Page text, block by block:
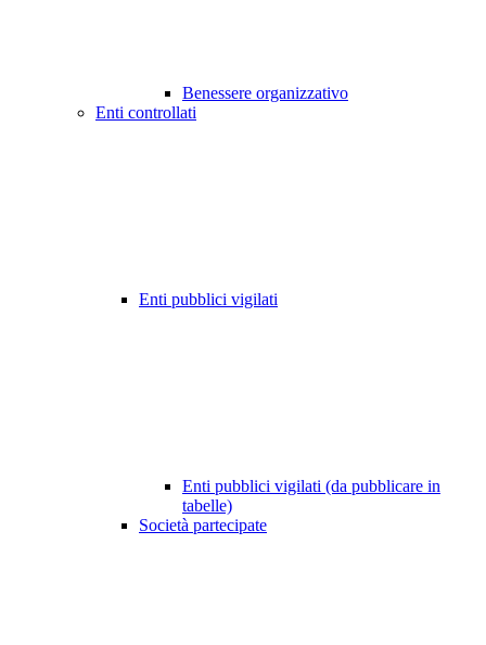
Benessere organizzativo
Enti controllati
Enti pubblici vigilati
Enti pubblici vigilati (da pubblicare in
tabelle)
Società partecipate